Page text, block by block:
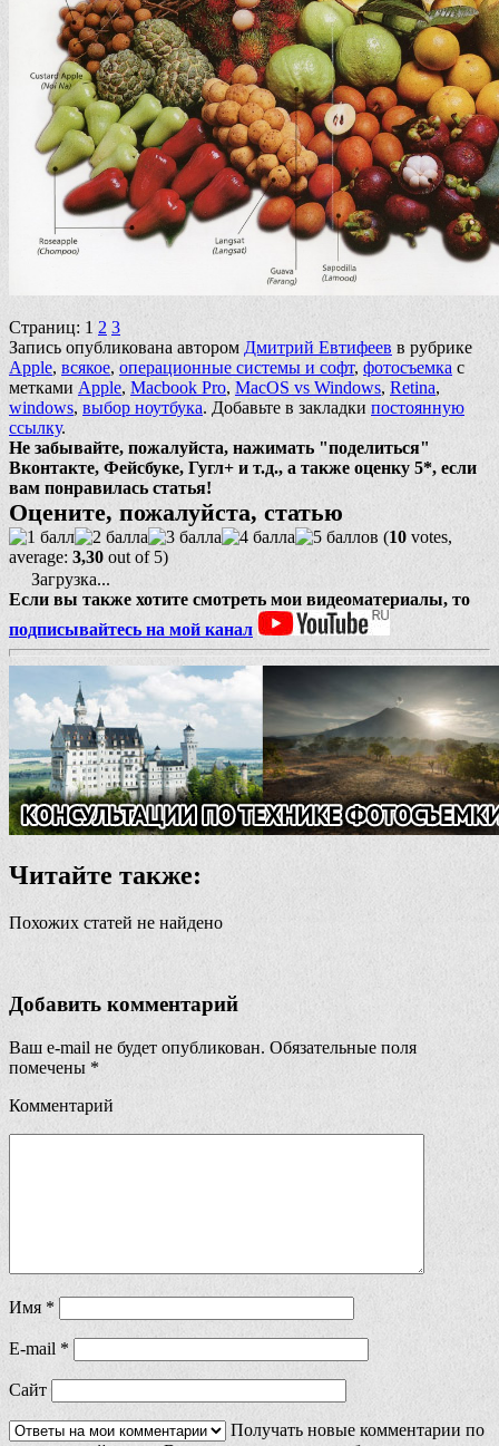
Страниц: 1 2 3
Запись опубликована автором Дмитрий Евтифеев в рубрике
Apple, всякое, операционные системы и софт, фотосъемка с
метками Apple, Macbook Pro, MacOS vs Windows, Retina,
windows, выбор ноутбука. Добавьте в закладки постоянную
ссылку.
Не забывайте, пожалуйста, нажимать "поделиться"
Вконтакте, Фейсбуке, Гугл+ и т.д., а также оценку 5*, если
вам понравилась статья!
Оцените, пожалуйста, статью
(10 votes,
average: 3,30 out of 5)
Загрузка...
Если вы также хотите смотреть мои видеоматериалы, то
подписывайтесь на мой канал
Читайте также:
Похожих статей не найдено
Добавить комментарий
Ваш e-mail не будет опубликован. Обязательные поля
помечены *
Комментарий
Имя *
E-mail *
Сайт
Получать новые комментарии по